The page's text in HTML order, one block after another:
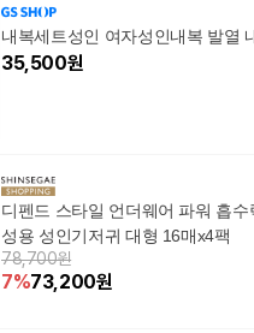
내복세트성인 여자성인내복 발열
35,500원
디펜드 스타일 언더웨어 파워 흡
성용 성인기저귀 대형 16매x4팩
78,700원
7%73,200원